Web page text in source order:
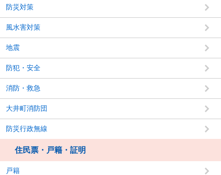
防災対策
風水害対策
地震
防犯・安全
消防・救急
大井町消防団
防災行政無線
住民票・戸籍・証明
戸籍